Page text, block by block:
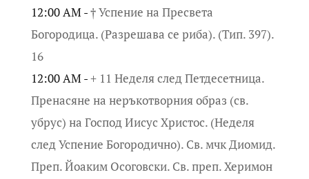
12:00 AM -† Успение на Пресвета
Богородица. (Разрешава се риба). (Тип. 397).
16
12:00 AM -+ 11 Неделя след Петдесетница.
Пренасяне на неръкотворния образ (св.
убрус) на Господ Иисус Христос. (Неделя
след Успение Богородично). Св. мчк Диомид.
Преп. Йоаким Осоговски. Св. преп. Херимон